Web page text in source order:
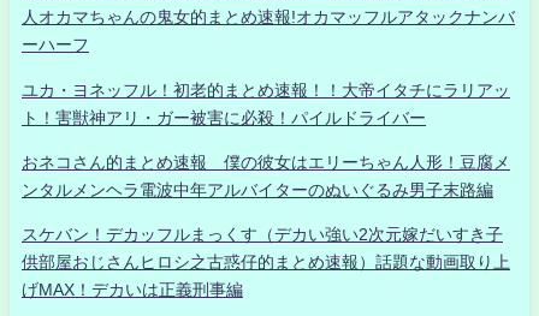
人オカマちゃんの鬼女的まとめ速報!オカマッフルアタックナンバ
ーハーフ
ユカ・ヨネッフル！初老的まとめ速報！！大帝イタチにラリアッ
ト！害獣神アリ・ガー被害に必殺！パイルドライバー
おネコさん的まとめ速報 僕の彼女はエリーちゃん人形！豆腐メ
ンタルメンヘラ電波中年アルバイターのぬいぐるみ男子末路編
スケバン！デカッフルまっくす（デカい強い2次元嫁だいすき子
供部屋おじさんヒロシ之古惑仔的まとめ速報）話題な動画取り上
げMAX！デカいは正義刑事編